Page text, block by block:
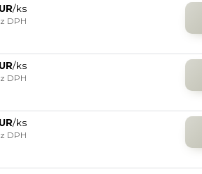
/ks
DPH
/ks
DPH
/ks
DPH